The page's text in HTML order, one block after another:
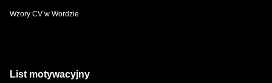
Wzory CV w Wordzie
List motywacyjny